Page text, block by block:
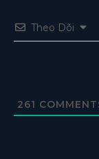
Theo Dõi
261